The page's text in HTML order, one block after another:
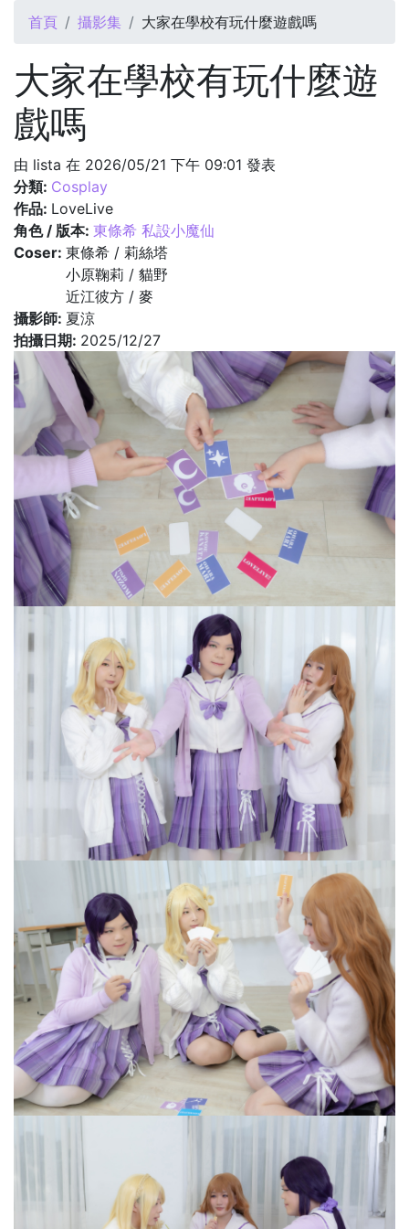
您在這裡
首頁 攝影集 大家在學校有玩什麼遊戲嗎
大家在學校有玩什麼遊
戲嗎
由 lista 在 2026/05/21 下午 09:01 發表
分類: Cosplay
作品: LoveLive
角色 / 版本: 東條希 私設小魔仙
Coser: 東條希 / 莉絲塔
小原鞠莉 / 貓野
近江彼方 / 麥
攝影師: 夏涼
拍攝日期: 2025/12/27